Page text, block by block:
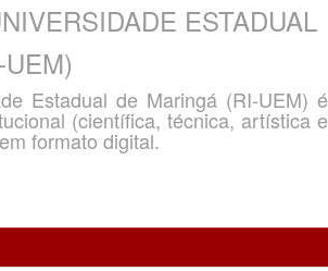
ESTADUAL
Estadual de Maringá (RI-UEM) é
(científica, técnica, artística e
formato digital.